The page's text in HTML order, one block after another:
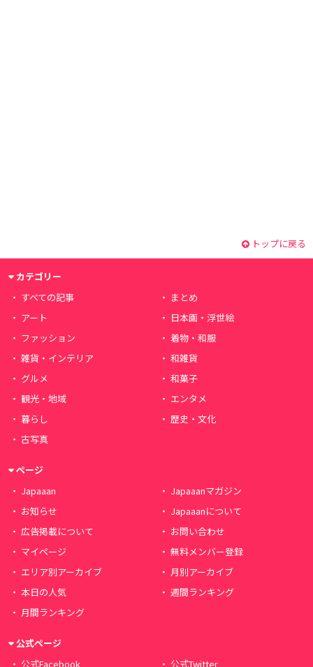
トップに戻る
カテゴリー
すべての記事
まとめ
アート
日本画・浮世絵
ファッション
着物・和服
雑貨・インテリア
和雑貨
グルメ
和菓子
観光・地域
エンタメ
暮らし
歴史・文化
古写真
ページ
Japaaan
Japaaanマガジン
お知らせ
Japaaanについて
広告掲載について
お問い合わせ
マイページ
無料メンバー登録
エリア別アーカイブ
月別アーカイブ
本日の人気
週間ランキング
月間ランキング
公式ページ
公式Facebook
公式Twitter